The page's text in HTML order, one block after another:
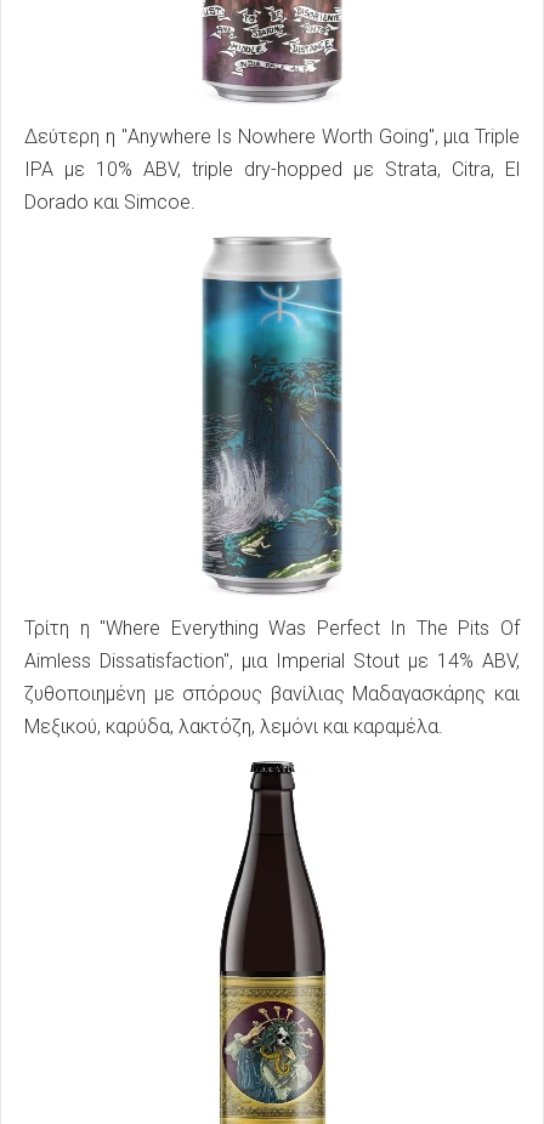
Δεύτερη η "Anywhere Is Nowhere Worth Going", μια Triple
IPA με 10% ABV, triple dry-hopped με Strata, Citra, El
Dorado και Simcoe.
Τρίτη η "Where Everything Was Perfect In The Pits Of
Aimless Dissatisfaction", μια Imperial Stout με 14% ABV,
ζυθοποιημένη με σπόρους βανίλιας Μαδαγασκάρης και
Μεξικού, καρύδα, λακτόζη, λεμόνι και καραμέλα.